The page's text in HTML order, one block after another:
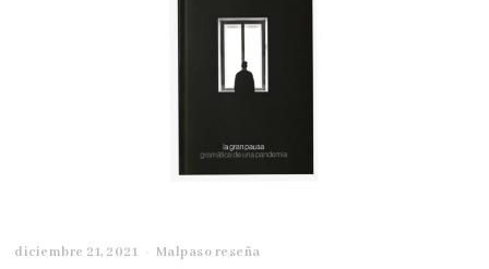
diciembre 21, 2021 Malpaso reseña